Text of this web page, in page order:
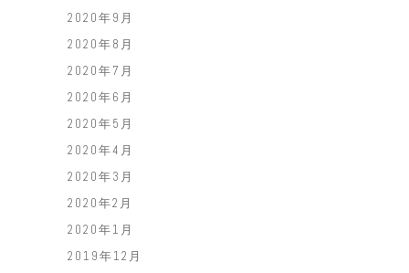
2020年9月
2020年8月
2020年7月
2020年6月
2020年5月
2020年4月
2020年3月
2020年2月
2020年1月
2019年12月